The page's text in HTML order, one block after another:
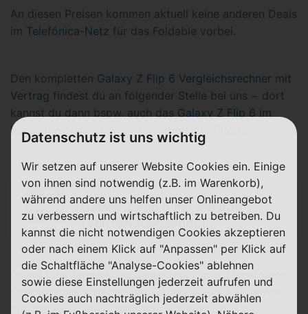
An diesen Preisen kommen aktuell keine anderen Deals
im Telefónica-Netz für das Foldable vorbei.
Den kompletten Galaxy Z Flip 6 Vergleichsrechner mit
Vertrag findest du an folgender Stelle bei uns − dort
kannst du dann bspw. auch das Galaxy Z Flip 6 im
Vodafone-Netz oder im Telekom-Netz
beendet
Galaxy Z Flip 6 mit Vertrag
[Vermarktungsende]
Grund fürs Vermarktungsende des Flip 6: Nachfolger-
Smartphones sind hier das Galaxy Z Flip 7 FE sowie
das Galaxy Z Flip 7 (seit dem Sommer 2025):
Datenschutz ist uns wichtig
Wir setzen auf unserer Website Cookies ein. Einige
von ihnen sind notwendig (z.B. im Warenkorb),
während andere uns helfen unser Onlineangebot
zu verbessern und wirtschaftlich zu betreiben. Du
kannst die nicht notwendigen Cookies akzeptieren
oder nach einem Klick auf "Anpassen" per Klick auf
die Schaltfläche "Analyse-Cookies" ablehnen
sowie diese Einstellungen jederzeit aufrufen und
Cookies auch nachträglich jederzeit abwählen